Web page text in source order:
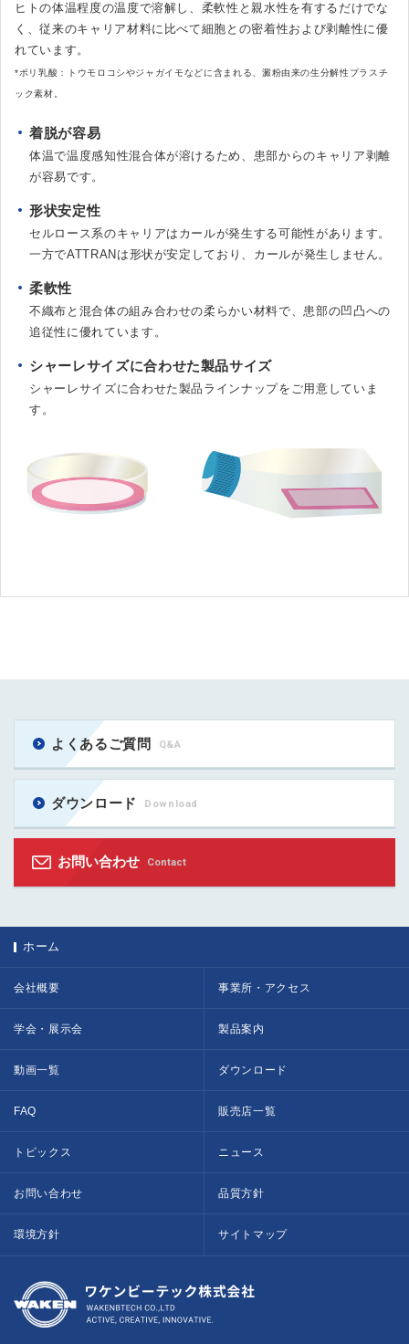
ヒトの体温程度の温度で溶解し、柔軟性と親水性を有するだけでな
く、従来のキャリア材料に比べて細胞との密着性および剥離性に優
れています。
*ポリ乳酸：トウモロコシやジャガイモなどに含まれる、澱粉由来の生分解性プラスチ
ック素材。
着脱が容易
体温で温度感知性混合体が溶けるため、患部からのキャリア剥離
が容易です。
形状安定性
セルロース系のキャリアはカールが発生する可能性があります。
一方でATTRANは形状が安定しており、カールが発生しません。
柔軟性
不織布と混合体の組み合わせの柔らかい材料で、患部の凹凸への
追従性に優れています。
シャーレサイズに合わせた製品サイズ
シャーレサイズに合わせた製品ラインナップをご用意していま
す。
よくあるご質問 Q&A
ダウンロード Download
お問い合わせ Contact
ホーム
会社概要 事業所・アクセス
学会・展示会 製品案内
動画一覧 ダウンロード
FAQ 販売店一覧
トピックス ニュース
お問い合わせ 品質方針
環境方針 サイトマップ